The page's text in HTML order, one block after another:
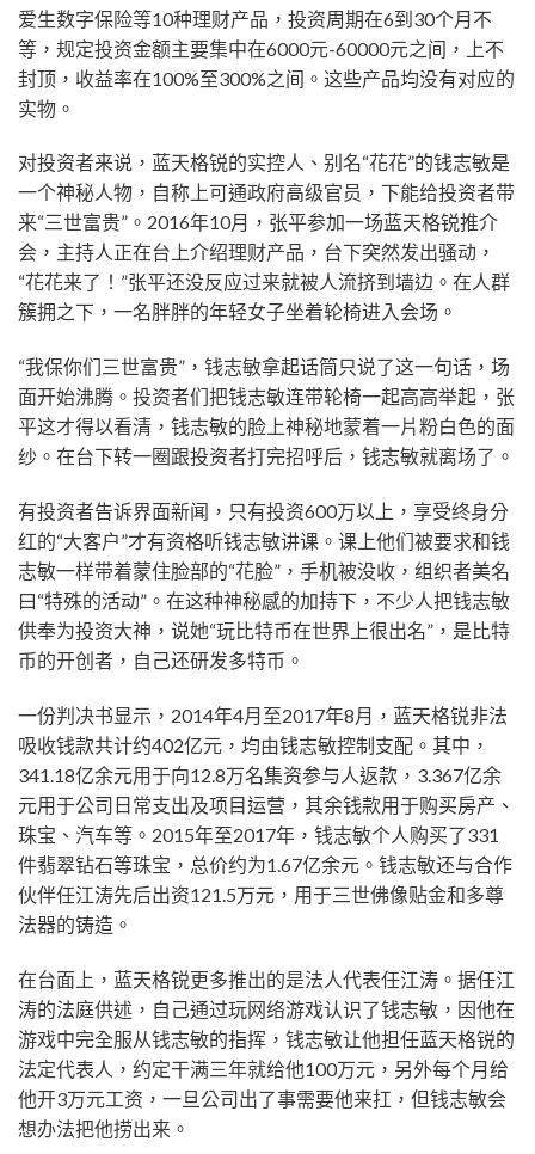
爱生数字保险等10种理财产品，投资周期在6到30个月不
等，规定投资金额主要集中在6000元-60000元之间，上不
封顶，收益率在100%至300%之间。这些产品均没有对应的
实物。
对投资者来说，蓝天格锐的实控人、别名“花花”的钱志敏是
一个神秘人物，自称上可通政府高级官员，下能给投资者带
来“三世富贵”。2016年10月，张平参加一场蓝天格锐推介
会，主持人正在台上介绍理财产品，台下突然发出骚动，
“花花来了！”张平还没反应过来就被人流挤到墙边。在人群
簇拥之下，一名胖胖的年轻女子坐着轮椅进入会场。
“我保你们三世富贵”，钱志敏拿起话筒只说了这一句话，场
面开始沸腾。投资者们把钱志敏连带轮椅一起高高举起，张
平这才得以看清，钱志敏的脸上神秘地蒙着一片粉白色的面
纱。在台下转一圈跟投资者打完招呼后，钱志敏就离场了。
有投资者告诉界面新闻，只有投资600万以上，享受终身分
红的“大客户”才有资格听钱志敏讲课。课上他们被要求和钱
志敏一样带着蒙住脸部的“花脸”，手机被没收，组织者美名
曰“特殊的活动”。在这种神秘感的加持下，不少人把钱志敏
供奉为投资大神，说她“玩比特币在世界上很出名”，是比特
币的开创者，自己还研发多特币。
一份判决书显示，2014年4月至2017年8月，蓝天格锐非法
吸收钱款共计约402亿元，均由钱志敏控制支配。其中，
341.18亿余元用于向12.8万名集资参与人返款，3.367亿余
元用于公司日常支出及项目运营，其余钱款用于购买房产、
珠宝、汽车等。2015年至2017年，钱志敏个人购买了331
件翡翠钻石等珠宝，总价约为1.67亿余元。钱志敏还与合作
伙伴任江涛先后出资121.5万元，用于三世佛像贴金和多尊
法器的铸造。
在台面上，蓝天格锐更多推出的是法人代表任江涛。据任江
涛的法庭供述，自己通过玩网络游戏认识了钱志敏，因他在
游戏中完全服从钱志敏的指挥，钱志敏让他担任蓝天格锐的
法定代表人，约定干满三年就给他100万元，另外每个月给
他开3万元工资，一旦公司出了事需要他来扛，但钱志敏会
想办法把他捞出来。